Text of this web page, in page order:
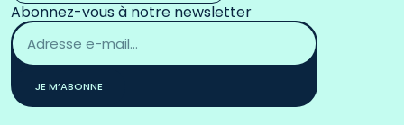
Abonnez-vous à notre newsletter
Adresse
email
*
JE M’ABONNE